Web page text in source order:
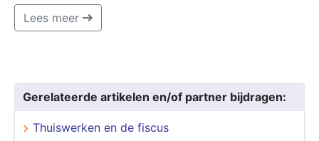
Lees meer
Gerelateerde artikelen en/of partner bijdragen:
Thuiswerken en de fiscus